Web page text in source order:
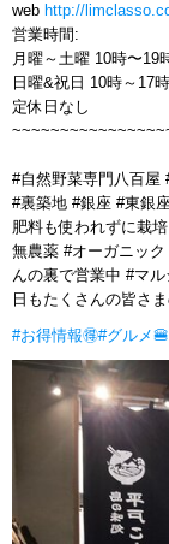
web http://
営業時間:
月曜～土曜 10時〜19
日曜&祝日 10時～17時
定休日なし
#自然野菜専門八百屋
#裏築地 #銀座 #東銀
肥料も使われずに栽
無農薬 #オーガニッ
んの裏で営業中 #マ
日もたくさんの皆さ
#お得情報🉐#グルメ🍔